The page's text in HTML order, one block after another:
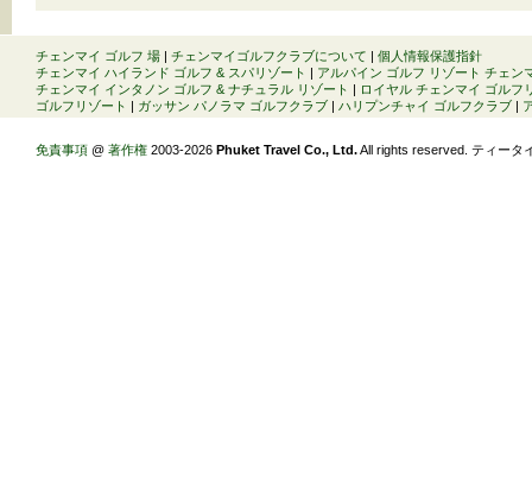
チェンマイ ゴルフ 場 | チェンマイゴルフクラブについて | 個人情報保護指針
チェンマイ ハイランド ゴルフ & スパリゾート | アルパイン ゴルフ リゾート チェン
チェンマイ インタノン ゴルフ & ナチュラル リゾート | ロイヤル チェンマイ ゴルフ
ゴルフリゾート | ガッサン パノラマ ゴルフクラブ | ハリプンチャイ ゴルフクラブ |
免責事項 @ 著作権 2003-2026 Phuket Travel Co., Ltd.All rights reserved. ティータ